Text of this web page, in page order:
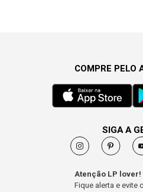
COMPRE PELO
SIGA A
Atenção LP lover!
Fique alerta e evite